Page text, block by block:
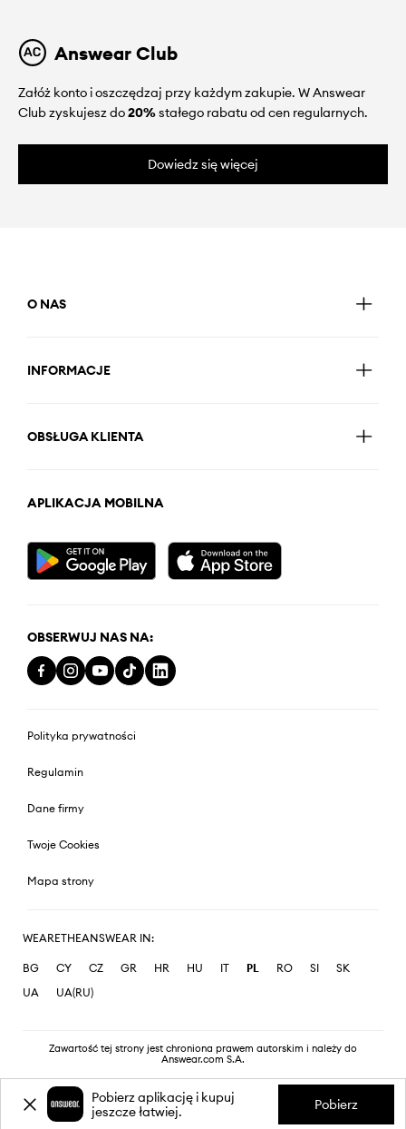
Answear Club
Załóż konto i oszczędzaj przy każdym zakupie. W Answear
Club zyskujesz do20%stałego rabatu od cen regularnych.
Dowiedz się więcej
O NAS
INFORMACJE
OBSŁUGA KLIENTA
APLIKACJA MOBILNA
OBSERWUJ NAS NA:
Polityka prywatności
Regulamin
Dane firmy
Twoje Cookies
Mapa strony
WEARETHEANSWEAR IN:
BG CY CZ GR HR HU IT PL RO SI
SK
UA
UA(RU)
Zawartość tej strony jest chroniona prawem autorskim i należy do
Answear.com S.A.
Pobierz aplikację i kupuj
jeszcze łatwiej.
Pobierz